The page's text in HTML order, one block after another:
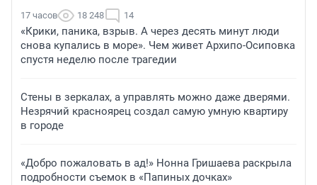
17 часов 18 248 14
«Крики, паника, взрыв. А через десять минут люди
снова купались в море». Чем живет Архипо-Осиповка
спустя неделю после трагедии
Стены в зеркалах, а управлять можно даже дверями.
Незрячий красноярец создал самую умную квартиру
в городе
«Добро пожаловать в ад!» Нонна Гришаева раскрыла
подробности съемок в «Папиных дочках»